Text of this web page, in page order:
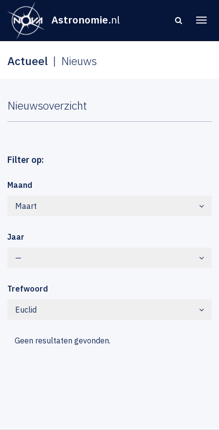
Astronomie.nl
Actueel Nieuws
Nieuwsoverzicht
Filter op:
Maand
Maart
Jaar
—
Trefwoord
Euclid
Geen resultaten gevonden.